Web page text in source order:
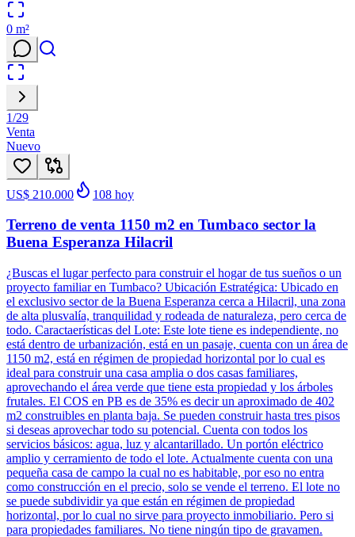
0 m²
1/29
Venta
Nuevo
US$ 210.000 108 hoy
Terreno de venta 1150 m2 en Tumbaco sector la
Buena Esperanza Hilacril
¿Buscas el lugar perfecto para construir el hogar de tus sueños o un
proyecto familiar en Tumbaco? Ubicación Estratégica: Ubicado en
el exclusivo sector de la Buena Esperanza cerca a Hilacril, una zona
de alta plusvalía, tranquilidad y rodeada de naturaleza, pero cerca de
todo. Caractaerísticas del Lote: Este lote tiene es independiente, no
está dentro de urbanización, está en un pasaje, cuenta con un área de
1150 m2, está en régimen de propiedad horizontal por lo cual es
ideal para construir una casa amplia o dos casas familiares,
aprovechando el área verde que tiene esta propiedad y los árboles
frutales. El COS en PB es de 35% es decir un aproximado de 402
m2 construibles en planta baja. Se pueden construir hasta tres pisos
si deseas aprovechar todo su potencial. Cuenta con todos los
servicios básicos: agua, luz y alcantarillado. Un portón eléctrico
amplio y cerramiento de todo el lote. Actualmente cuenta con una
pequeña casa de campo la cual no es habitable, por eso no entra
como construcción en el precio, solo se vende el terreno. El lote no
se puede subdividir ya que están en régimen de propiedad
horizontal, por lo cual no sirve para proyecto inmobiliario. Pero si
para propiedades familiares. No tiene ningún tipo de gravamen.